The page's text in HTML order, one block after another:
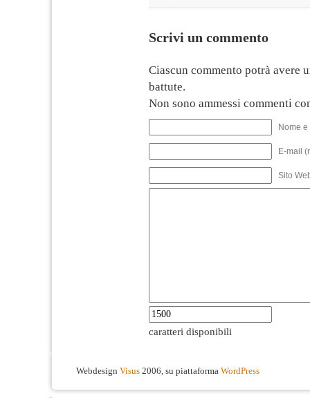
Scrivi un commento
Ciascun commento potrà avere
battute.
Non sono ammessi commenti
Nome
E-mail
Sito
caratteri disponibili
Webdesign Visus 2006, su piattaforma WordPress